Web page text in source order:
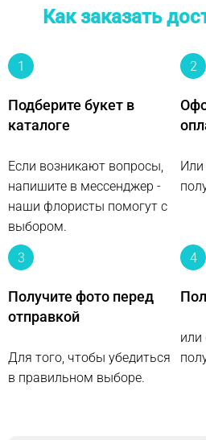
Как заказать
1
Подберите букет в
каталоге
Если возникают вопросы,
напишите в мессенджер -
наши флористы помогут с
выбором.
2
Или
3
Получите фото перед
отправкой
Для того, чтобы убедиться
в правильном выборе.
4
или